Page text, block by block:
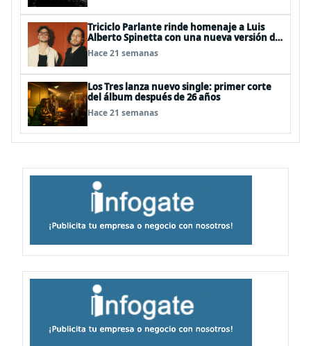
Triciclo Parlante rinde homenaje a Luis
Alberto Spinetta con una nueva versión de
“Cheques”
Hace 21 semanas
Los Tres lanza nuevo single: primer corte
del álbum después de 26 años
Hace 21 semanas